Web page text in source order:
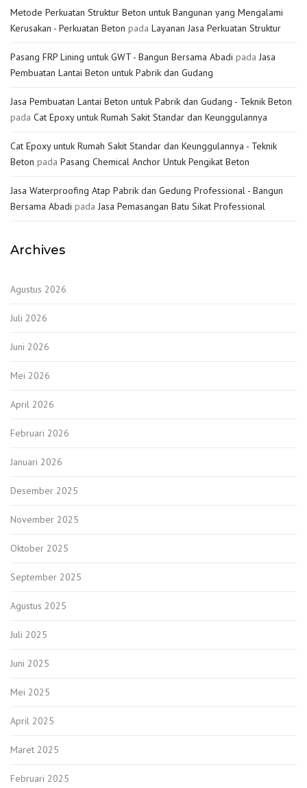
Metode Perkuatan Struktur Beton untuk Bangunan yang Mengalami
Kerusakan - Perkuatan Beton pada Layanan Jasa Perkuatan Struktur
Pasang FRP Lining untuk GWT - Bangun Bersama Abadi pada Jasa
Pembuatan Lantai Beton untuk Pabrik dan Gudang
Jasa Pembuatan Lantai Beton untuk Pabrik dan Gudang - Teknik Beton
pada Cat Epoxy untuk Rumah Sakit Standar dan Keunggulannya
Cat Epoxy untuk Rumah Sakit Standar dan Keunggulannya - Teknik
Beton pada Pasang Chemical Anchor Untuk Pengikat Beton
Jasa Waterproofing Atap Pabrik dan Gedung Professional - Bangun
Bersama Abadi pada Jasa Pemasangan Batu Sikat Professional
Archives
Agustus 2026
Juli 2026
Juni 2026
Mei 2026
April 2026
Februari 2026
Januari 2026
Desember 2025
November 2025
Oktober 2025
September 2025
Agustus 2025
Juli 2025
Juni 2025
Mei 2025
April 2025
Maret 2025
Februari 2025